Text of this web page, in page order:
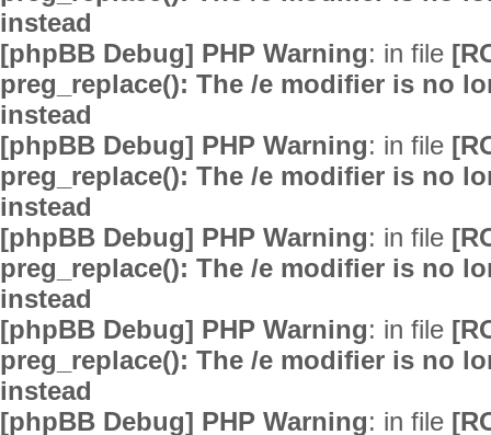
instead
[phpBB Debug] PHP Warning: in file
preg_replace(): The /e modifier is no
instead
[phpBB Debug] PHP Warning: in file
preg_replace(): The /e modifier is no
instead
[phpBB Debug] PHP Warning: in file
preg_replace(): The /e modifier is no
instead
[phpBB Debug] PHP Warning: in file
preg_replace(): The /e modifier is no
instead
[phpBB Debug] PHP Warning: in file